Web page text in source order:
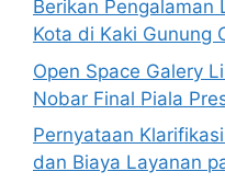
Berikan Pengalaman
Kota di Kaki Gunung
Open Space Galery
Nobar Final Piala
Pernyataan
dan Biaya Layanan